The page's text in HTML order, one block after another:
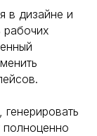
в дизайне и
рабочих